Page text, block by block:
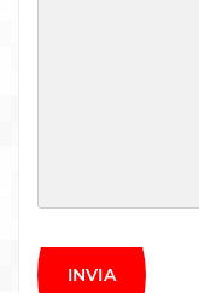
INVIA